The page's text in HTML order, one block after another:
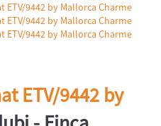
ETV/9442 by